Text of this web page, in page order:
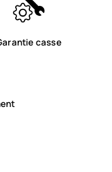
casse